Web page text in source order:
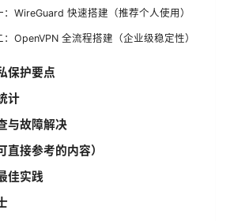
：WireGuard 快速搭建（推荐个人使用）
：OpenVPN 全流程搭建（企业级稳定性）
保护要点
计
与故障解决
直接参考的内容）
佳实践